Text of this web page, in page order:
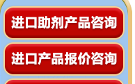
产品级别